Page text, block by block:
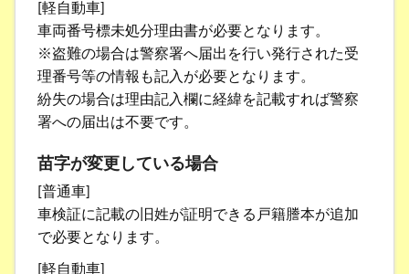
[軽自動車]
車両番号標未処分理由書が必要となります。
※盗難の場合は警察署へ届出を行い発行された受
理番号等の情報も記入が必要となります。
紛失の場合は理由記入欄に経緯を記載すれば警察
署への届出は不要です。
苗字が変更している場合
[普通車]
車検証に記載の旧姓が証明できる戸籍謄本が追加
で必要となります。
[軽自動車]